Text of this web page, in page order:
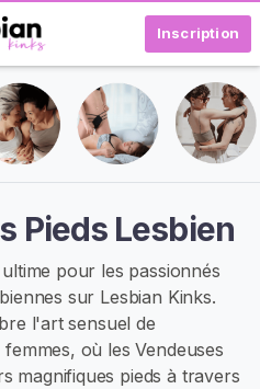
Inscription
Pieds Lesbien
pour les passionnés
sur Lesbian Kinks.
l'art sensuel de
où les Vendeuses
magnifiques pieds à travers